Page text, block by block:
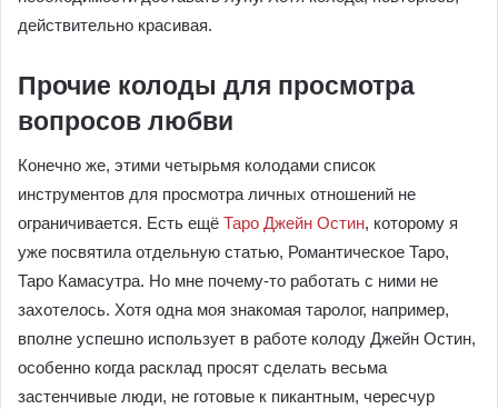
действительно красивая.
Прочие колоды для просмотра
вопросов любви
Конечно же, этими четырьмя колодами список
инструментов для просмотра личных отношений не
ограничивается. Есть ещё Таро Джейн Остин, которому я
уже посвятила отдельную статью, Романтическое Таро,
Таро Камасутра. Но мне почему-то работать с ними не
захотелось. Хотя одна моя знакомая таролог, например,
вполне успешно использует в работе колоду Джейн Остин,
особенно когда расклад просят сделать весьма
застенчивые люди, не готовые к пикантным, чересчур